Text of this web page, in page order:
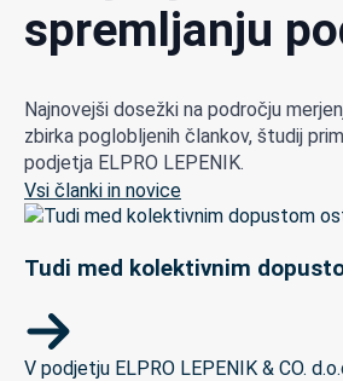
spremljanju
Najnovejši dosežki na področju
zbirka poglobljenih člankov, študij
podjetja ELPRO LEPENIK.
Vsi članki in novice
Tudi med kolektivnim
V podjetju ELPRO LEPENIK & CO.